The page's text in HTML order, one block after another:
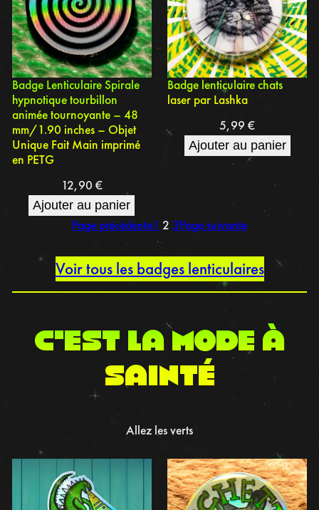
Badge Lenticulaire Spirale
hypnotique tourbillon
animée tournoyante – 48
mm/1.90 inches – Objet
Unique Fait Main imprimé
en PETG
12,90 €
Ajouter au panier
Badge lenticulaire chats
laser par Lashka
5,99€
Ajouter au panier
Page précédente1 2 3Page suivante
Voir tous les badges lenticulaires
C’est la mode à
sainté
Allez les verts